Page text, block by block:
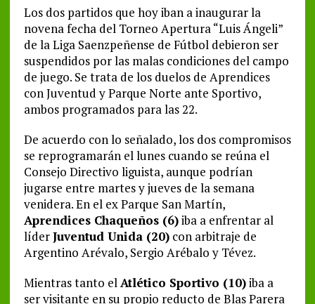
Los dos partidos que hoy iban a inaugurar la
novena fecha del Torneo Apertura “Luis Ángeli”
de la Liga Saenzpeñense de Fútbol debieron ser
suspendidos por las malas condiciones del campo
de juego. Se trata de los duelos de Aprendices
con Juventud y Parque Norte ante Sportivo,
ambos programados para las 22.
De acuerdo con lo señalado, los dos compromisos
se reprogramarán el lunes cuando se reúna el
Consejo Directivo liguista, aunque podrían
jugarse entre martes y jueves de la semana
venidera. En el ex Parque San Martín,
Aprendices Chaqueños (6)iba a enfrentar al
líderJuventud Unida (20)con arbitraje de
Argentino Arévalo, Sergio Arébalo y Tévez.
Mientras tanto elAtlético Sportivo (10)iba a
ser visitante en su propio reducto de Blas Parera